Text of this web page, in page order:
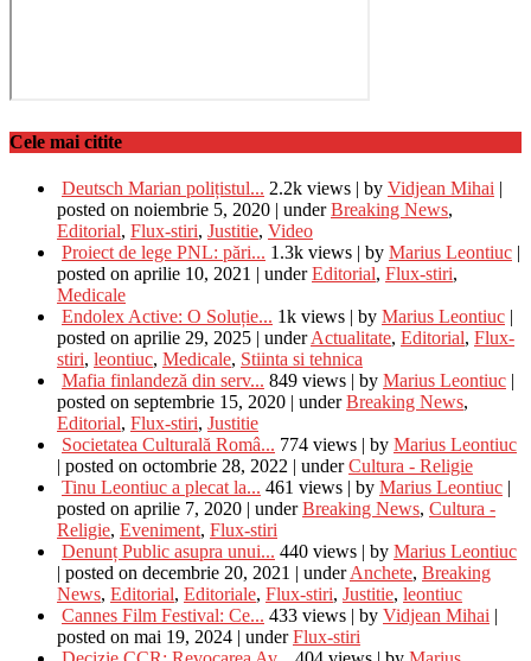
Cele mai citite
Deutsch Marian polițistul... 2.2k views | by Vidjean Mihai |
posted on noiembrie 5, 2020 | underBreaking News,
Editorial, Flux-stiri, Justitie, Video
Proiect de lege PNL: pări... 1.3k views | by Marius Leontiuc |
posted on aprilie 10, 2021 | underEditorial, Flux-stiri,
Medicale
Endolex Active: O Soluție... 1k views | by Marius Leontiuc |
posted on aprilie 29, 2025 | underActualitate, Editorial, Flux-
stiri, leontiuc, Medicale, Stiinta si tehnica
Mafia finlandeză din serv... 849 views | by Marius Leontiuc |
posted on septembrie 15, 2020 | underBreaking News,
Editorial, Flux-stiri, Justitie
Societatea Culturală Româ... 774 views | by Marius Leontiuc
| posted on octombrie 28, 2022 | underCultura - Religie
Tinu Leontiuc a plecat la... 461 views | by Marius Leontiuc |
posted on aprilie 7, 2020 | underBreaking News, Cultura -
Religie, Eveniment, Flux-stiri
Denunț Public asupra unui... 440 views | by Marius Leontiuc
| posted on decembrie 20, 2021 | underAnchete, Breaking
News, Editorial, Editoriale, Flux-stiri, Justitie, leontiuc
Cannes Film Festival: Ce... 433 views | by Vidjean Mihai |
posted on mai 19, 2024 | underFlux-stiri